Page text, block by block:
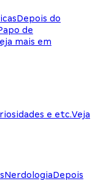
Depois do
de
mais em
e etc.Veja
NerdologiaDepois